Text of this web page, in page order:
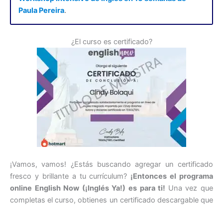
Paula Pereira.
¿El curso es certificado?
¡Vamos, vamos! ¿Estás buscando agregar un certificado
fresco y brillante a tu currículum? ¡Entonces el programa
online English Now (¡Inglés Ya!) es para ti! Una vez que
completas el curso, obtienes un certificado descargable que